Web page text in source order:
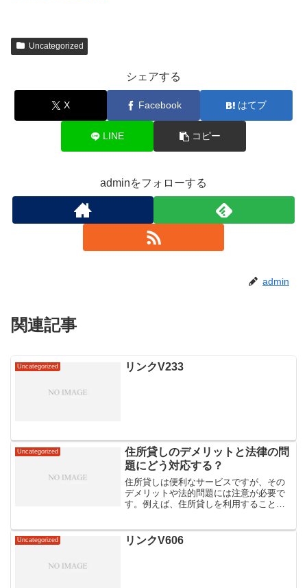
Uncategorized
シェアする
X Facebook はてブ
LINE コピー
adminをフォローする
admin
関連記事
Uncategorized リンクV233
Uncategorized
住所貸しのデメリットと法律の問
題にどう対応する？
住所貸しは便利なサービスですが、その
デメリットや法的問題には注意が必要で
す。例えば、住所貸しを利用すること
払いに影響を及ぼす可能性があります。
さらに、住所貸しを悪用して...
Uncategorized リンクV606